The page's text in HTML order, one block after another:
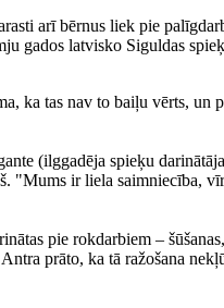
arī bērnus liek pie
gados latvisko Siguldas
ka tas nav to baiļu vērts,
(ilggadēja spieķu
"Mums ir liela
pie rokdarbiem –
prāto, ka tā ražošana